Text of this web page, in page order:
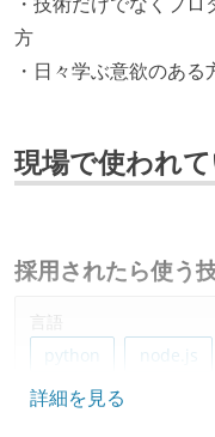
方
・日々学ぶ意欲のある
現場で使われ
採用されたら使う
言語
python
node.js
フレームワーク
詳細を見る